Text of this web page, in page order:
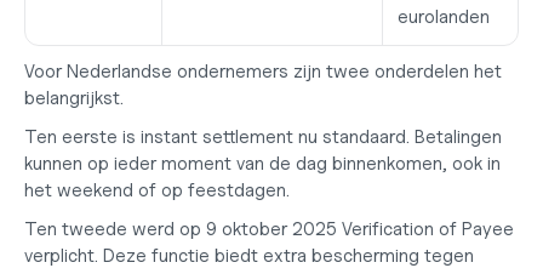
eurolanden
Voor Nederlandse ondernemers zijn twee onderdelen het
belangrijkst.
Ten eerste is instant settlement nu standaard. Betalingen
kunnen op ieder moment van de dag binnenkomen, ook in
het weekend of op feestdagen.
Ten tweede werd op 9 oktober 2025 Verification of Payee
verplicht. Deze functie biedt extra bescherming tegen